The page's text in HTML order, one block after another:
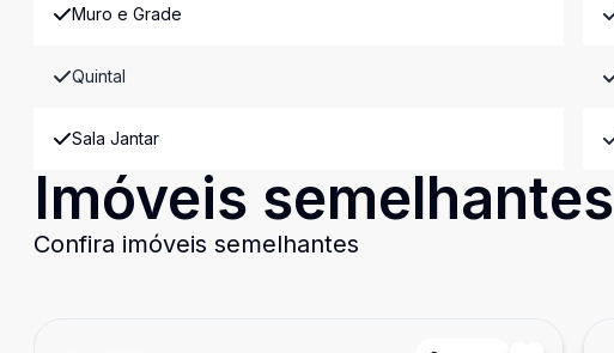
Muro e Grade
Quintal
Sala Jantar
Imóveis semelhantes
Confira imóveis semelhantes